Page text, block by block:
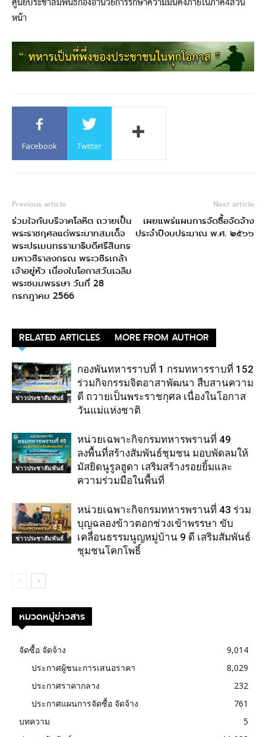
หน้า
Facebook Twitter
Previous article
ร่วมใจกันบริจาคโลหิต ถวายเป็น
พระราชกุศลแด่พระบาทสมเด็จ
พระปรเมนทรรามาธิบดีศรีสินทร
มหาวชิราลงกรณ พระวชิรเกล้า
เจ้าอยู่หัว เนื่องในโอกาสวันเฉลิม
พระชนมพรรษา วันที่ 28
กรกฎาคม 2566
Next article
เผยแพร่แผนการจัดซื้อจัดจ้าง
ประจำปีงบประมาณ พ.ศ. ๒๕๖๖
RELATED ARTICLES MORE FROM AUTHOR
ข่าวประชาสัมพันธ์
กองพันทหารราบที่ 1 กรมทหารราบที่ 152
ร่วมกิจกรรมจิตอาสาพัฒนา สืบสานความ
ดี ถวายเป็นพระราชกุศล เนื่องในโอกาส
วันแม่แห่งชาติ
ข่าวประชาสัมพันธ์
หน่วยเฉพาะกิจกรมทหารพรานที่ 49
ลงพื้นที่สร้างสัมพันธ์ชุมชน มอบพัดลมให้
มัสยิดนูรูลฮูดา เสริมสร้างรอยยิ้มและ
ความร่วมมือในพื้นที่
ข่าวประชาสัมพันธ์
หน่วยเฉพาะกิจกรมทหารพรานที่ 43 ร่วม
บุญฉลองข้าวตอกช่วงเข้าพรรษา ขับ
เคลื่อนธรรมนูญหมู่บ้าน 9 ดี เสริมสัมพันธ์
ชุมชนโคกโพธิ์
หมวดหมู่ข่าวสาร
จัดซื้อ จัดจ้าง
9,014
ประกาศผู้ชนะการเสนอราคา
8,029
ประกาศราคากลาง
232
ประกาศแผนการจัดซื้อ จัดจ้าง
761
บทความ
5